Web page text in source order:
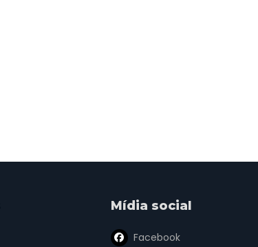
Mídia social
Facebook